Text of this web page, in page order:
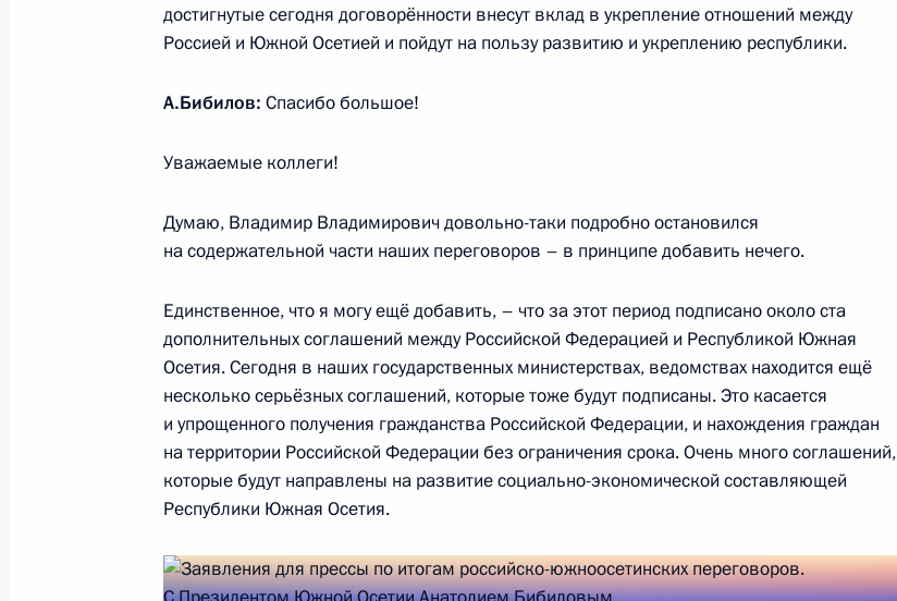
Совещание по вопросам развития электроэнергетики
14 ноября 2017 года, 15:20 Москва
12
13 ноября 2017 года, понедельник
переговоров
Беседа с Президентом Турецкой Республики Реджепом Тайипом
Эрдоганом в узком составе
13 ноября 2017 года, 17:45 Сочи
1
13 ноября 2017 года, 12:25 Москва, Кремль
достигнутые сегодня договорённости внесут вклад в укрепление отношений между
Россией и Южной Осетией и пойдут на пользу развитию и укреплению республики.
А.Бибилов: Спасибо большое!
Уважаемые коллеги!
Думаю, Владимир Владимирович довольно-таки подробно остановился
на содержательной части наших переговоров – в принципе добавить нечего.
Единственное, что я могу ещё добавить, – что за этот период подписано около ста
дополнительных соглашений между Российской Федерацией и Республикой Южная
Осетия. Сегодня в наших государственных министерствах, ведомствах находится ещё
несколько серьёзных соглашений, которые тоже будут подписаны. Это касается
и упрощенного получения гражданства Российской Федерации, и нахождения граждан
на территории Российской Федерации без ограничения срока. Очень много соглашений,
которые будут направлены на развитие социально-экономической составляющей
Республики Южная Осетия.